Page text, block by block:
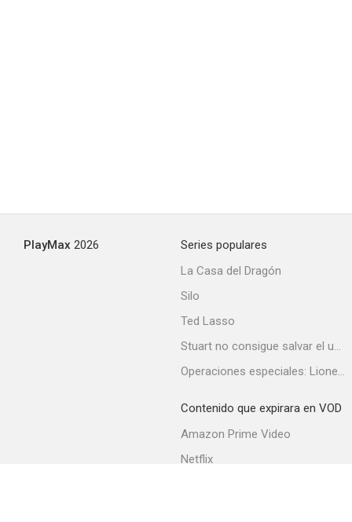
PlayMax 2026
Series populares
La Casa del Dragón
Silo
Ted Lasso
Stuart no consigue salvar el universo
Operaciones especiales: Lioness
Contenido que expirara en VOD
Amazon Prime Video
Netflix